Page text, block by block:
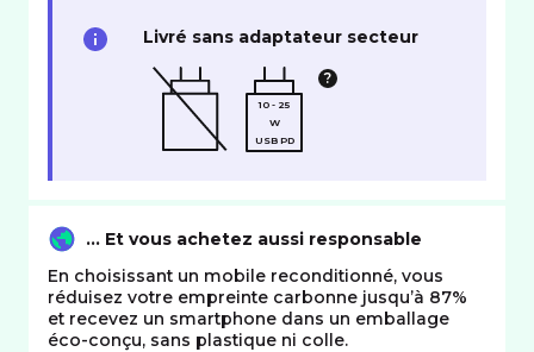
Livré sans adaptateur secteur
10 - 25
W
USB PD
… Et vous achetez aussi responsable
En choisissant un mobile reconditionné, vous
réduisez votre empreinte carbonne jusqu’à 87%
et recevez un smartphone dans un emballage
éco-conçu, sans plastique ni colle.